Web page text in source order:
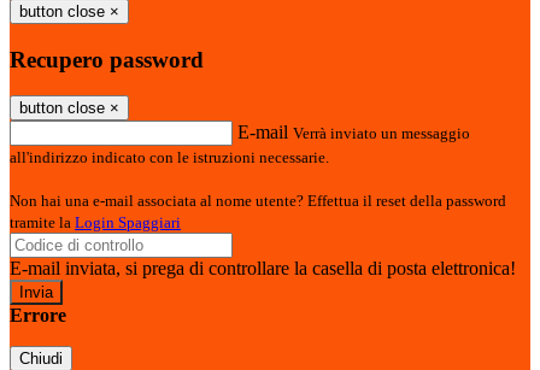
button close ×
Recupero password
button close ×
E-mail Verrà inviato un messaggio
all'indirizzo indicato con le istruzioni necessarie.
Non hai una e-mail associata al nome utente? Effettua il reset della password
tramite la Login Spaggiari
E-mail inviata, si prega di controllare la casella di posta elettronica!
Errore
Chiudi